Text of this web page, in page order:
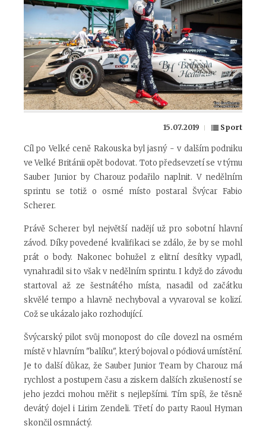
15.07.2019 Sport
Cíl po Velké ceně Rakouska byl jasný - v dalším podniku
ve Velké Británii opět bodovat. Toto předsevzetí se v týmu
Sauber Junior by Charouz podařilo naplnit. V nedělním
sprintu se totiž o osmé místo postaral Švýcar Fabio
Scherer.
Právě Scherer byl největší nadějí už pro sobotní hlavní
závod. Díky povedené kvalifikaci se zdálo, že by se mohl
prát o body. Nakonec bohužel z elitní desítky vypadl,
vynahradil si to však v nedělním sprintu. I když do závodu
startoval až ze šestnátého místa, nasadil od začátku
skvělé tempo a hlavně nechyboval a vyvaroval se kolizí.
Což se ukázalo jako rozhodující.
Švýcarský pilot svůj monopost do cíle dovezl na osmém
místě v hlavním "balíku", který bojoval o pódiová umístění.
Je to další důkaz, že Sauber Junior Team by Charouz má
rychlost a postupem času a ziskem dalších zkušeností se
jeho jezdci mohou měřit s nejlepšími. Tím spíš, že těsně
devátý dojel i Lirim Zendeli. Třetí do party Raoul Hyman
skončil osmnáctý.